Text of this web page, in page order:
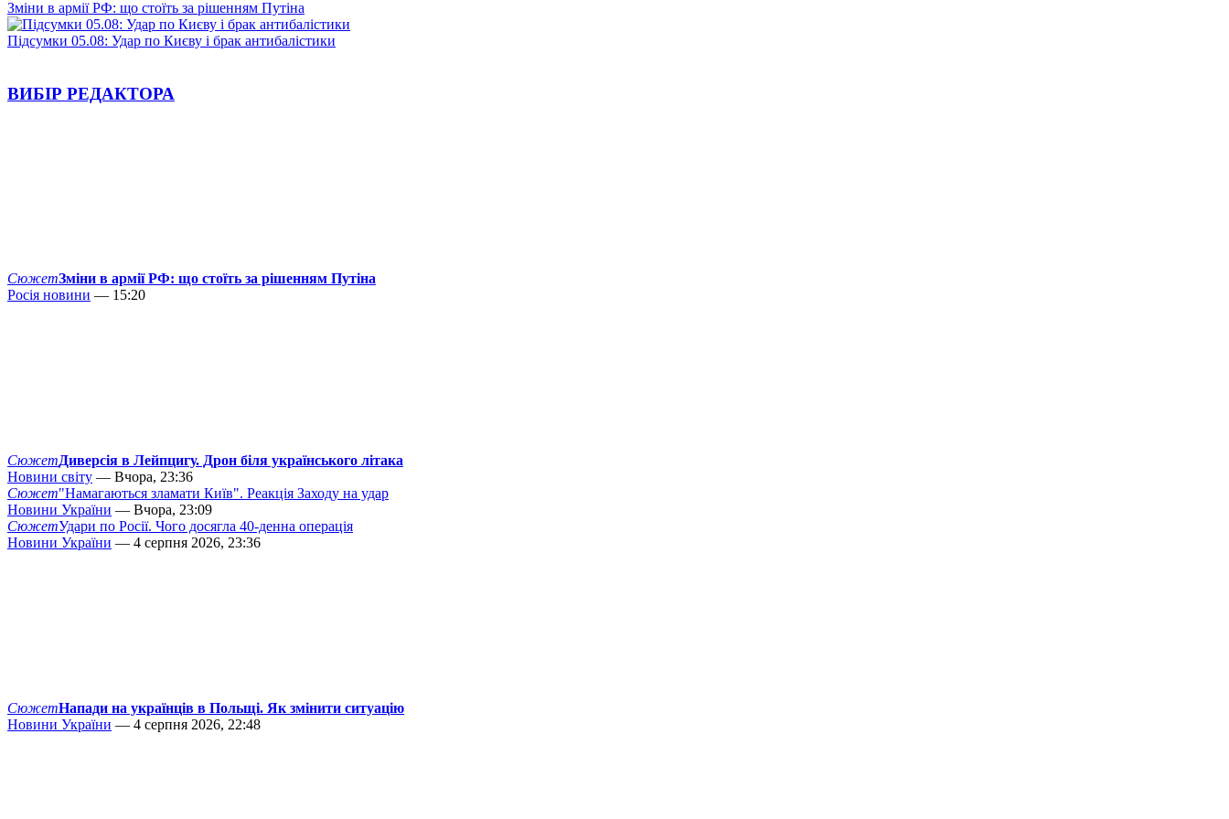
Зміни в армії РФ: що стоїть за рішенням Путіна
Підсумки 05.08: Удар по Києву і брак антибалістики
ВИБІР РЕДАКТОРА
СюжетЗміни в армії РФ: що стоїть за рішенням Путіна
Росія новини — 15:20
СюжетДиверсія в Лейпцигу. Дрон біля українського літака
Новини світу — Вчора, 23:36
Сюжет"Намагаються зламати Київ". Реакція Заходу на удар
Новини України — Вчора, 23:09
СюжетУдари по Росії. Чого досягла 40-денна операція
Новини України — 4 серпня 2026, 23:36
СюжетНапади на українців в Польщі. Як змінити ситуацію
Новини України — 4 серпня 2026, 22:48